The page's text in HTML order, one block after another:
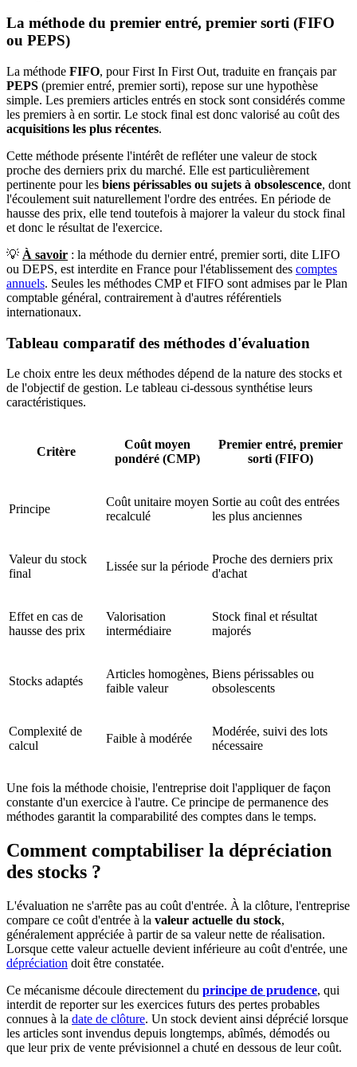
La méthode du premier entré, premier sorti (FIFO
ou PEPS)
La méthode FIFO, pour First In First Out, traduite en français par
PEPS (premier entré, premier sorti), repose sur une hypothèse
simple. Les premiers articles entrés en stock sont considérés comme
les premiers à en sortir. Le stock final est donc valorisé au coût des
acquisitions les plus récentes.
Cette méthode présente l'intérêt de refléter une valeur de stock
proche des derniers prix du marché. Elle est particulièrement
pertinente pour les biens périssables ou sujets à obsolescence, dont
l'écoulement suit naturellement l'ordre des entrées. En période de
hausse des prix, elle tend toutefois à majorer la valeur du stock final
et donc le résultat de l'exercice.
💡 À savoir : la méthode du dernier entré, premier sorti, dite LIFO
ou DEPS, est interdite en France pour l'établissement des comptes
annuels. Seules les méthodes CMP et FIFO sont admises par le Plan
comptable général, contrairement à d'autres référentiels
internationaux.
Tableau comparatif des méthodes d'évaluation
Le choix entre les deux méthodes dépend de la nature des stocks et
de l'objectif de gestion. Le tableau ci-dessous synthétise leurs
caractéristiques.
Critère
Coût moyen
pondéré (CMP)
Premier entré, premier
sorti (FIFO)
Principe
Coût unitaire moyen
recalculé
Sortie au coût des entrées
les plus anciennes
Valeur du stock
final
Lissée sur la période
Proche des derniers prix
d'achat
Effet en cas de
hausse des prix
Valorisation
intermédiaire
Stock final et résultat
majorés
Stocks adaptés
Articles homogènes,
faible valeur
Biens périssables ou
obsolescents
Complexité de
calcul
Faible à modérée
Modérée, suivi des lots
nécessaire
Une fois la méthode choisie, l'entreprise doit l'appliquer de façon
constante d'un exercice à l'autre. Ce principe de permanence des
méthodes garantit la comparabilité des comptes dans le temps.
Comment comptabiliser la dépréciation
des stocks ?
L'évaluation ne s'arrête pas au coût d'entrée. À la clôture, l'entreprise
compare ce coût d'entrée à la valeur actuelle du stock,
généralement appréciée à partir de sa valeur nette de réalisation.
Lorsque cette valeur actuelle devient inférieure au coût d'entrée, une
dépréciation doit être constatée.
Ce mécanisme découle directement du principe de prudence, qui
interdit de reporter sur les exercices futurs des pertes probables
connues à la date de clôture. Un stock devient ainsi déprécié lorsque
les articles sont invendus depuis longtemps, abîmés, démodés ou
que leur prix de vente prévisionnel a chuté en dessous de leur coût.